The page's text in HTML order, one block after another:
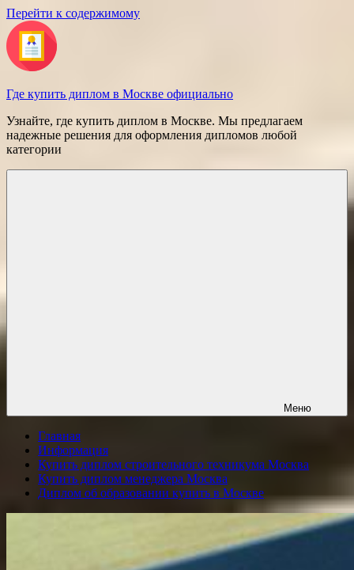
Перейти к содержимому
Где купить диплом в Москве официально
Узнайте, где купить диплом в Москве. Мы предлагаем
надежные решения для оформления дипломов любой
категории
Меню
Главная
Информация
Купить диплом строительного техникума Москва
Купить диплом менеджера Москва
Диплом об образовании купить в Москве